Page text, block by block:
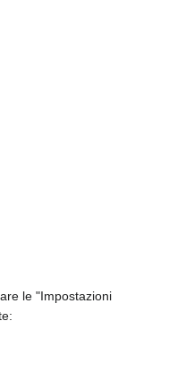
le "Impostazioni